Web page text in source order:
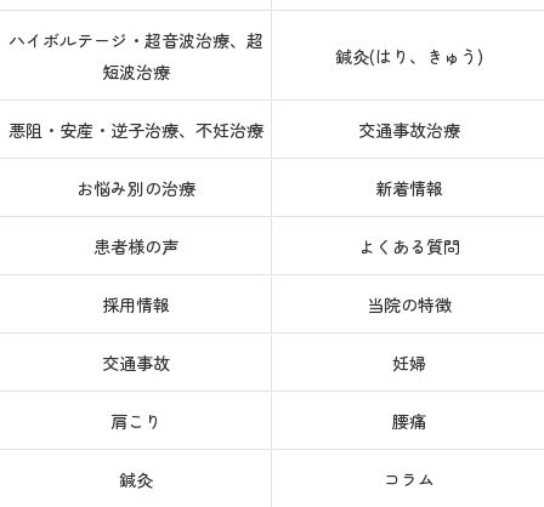
ハイボルテージ・超音波治療、超
短波治療
鍼灸(はり、きゅう)
悪阻・安産・逆子治療、不妊治療 交通事故治療
お悩み別の治療 新着情報
患者様の声 よくある質問
採用情報 当院の特徴
交通事故 妊婦
肩こり 腰痛
鍼灸 コラム